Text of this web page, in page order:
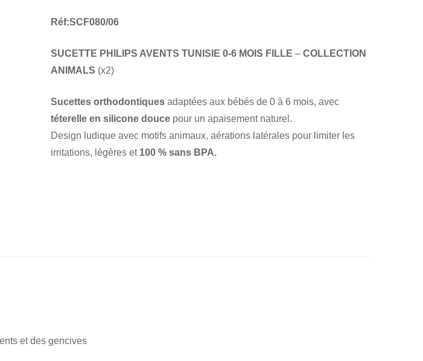
Réf:SCF080/06
SUCETTE PHILIPS AVENTS TUNISIE 0-6 MOIS FILLE – COLLECTION
ANIMALS (x2)
Sucettes orthodontiques adaptées aux bébés de 0 à 6 mois, avec
téterelle en silicone douce pour un apaisement naturel.
Design ludique avec motifs animaux, aérations latérales pour limiter les
irritations, légères et 100 % sans BPA.
et des gencives